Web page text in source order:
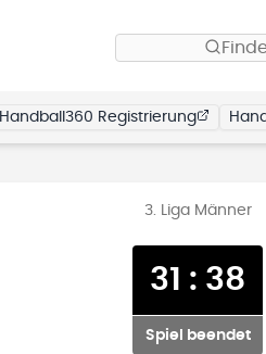
Handball360 Registrierung
3. Liga Männer
31 : 38
Spiel beendet